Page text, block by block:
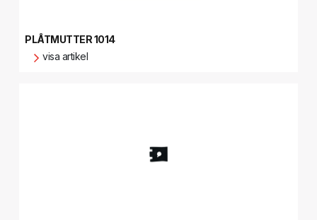
PLÅTMUTTER 1014
visa artikel